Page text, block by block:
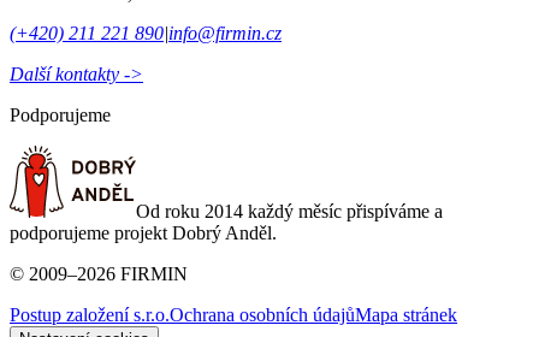
(+420) 211 221 890|info@firmin.cz
Další kontakty ->
Podporujeme
Od roku 2014 každý měsíc přispíváme a
podporujeme projekt Dobrý Anděl.
© 2009–2026 FIRMIN
Postup založení s.r.o.Ochrana osobních údajůMapa stránek